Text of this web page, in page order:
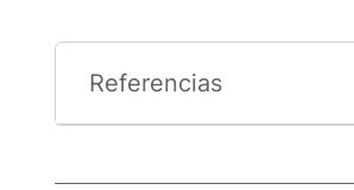
Referencias